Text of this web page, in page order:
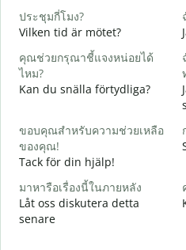
ประชุมกี่โมง?
Vilken tid är mötet?
คุณช่วยกรุณาชี้แจงหน่อยได้
ไหม?
Kan du snälla förtydliga?
ขอบคุณสำหรับความช่วยเหลือ
ของคุณ!
Tack för din hjälp!
มาหารือเรื่องนี้ในภายหลัง
Låt oss diskutera detta
senare